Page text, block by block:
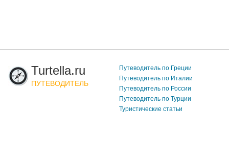
Turtella.ru
ПУТЕВОДИТЕЛЬ
Путеводитель по Греции
Путеводитель по Италии
Путеводитель по России
Путеводитель по Турции
Туристические статьи